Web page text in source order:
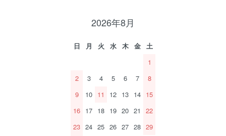
2026年8月
日 月 火 水 木 金
土
1
2
3 4 5 6 7
8
9
10 11 12 13 14 15
16 17 18 19 20 21
22
23 24 25 26 27 28 29